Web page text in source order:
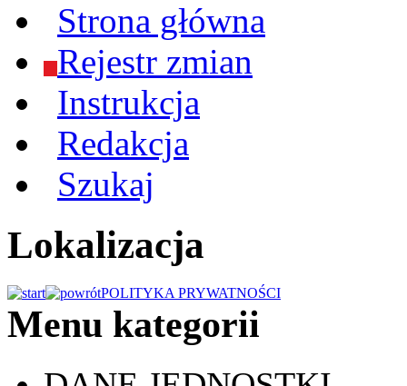
Strona główna
Rejestr zmian
Instrukcja
Redakcja
Szukaj
Lokalizacja
POLITYKA PRYWATNOŚCI
Menu kategorii